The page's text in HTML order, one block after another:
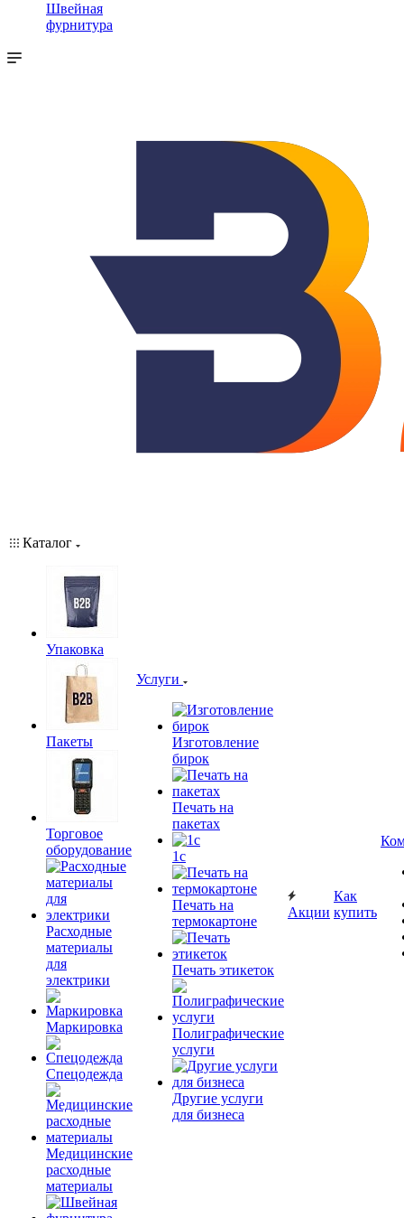
Швейная
фурнитура
Каталог
Упаковка
Пакеты
Торговое
оборудование
Расходные
материалы
для
электрики
Маркировка
Спецодежда
Медицинские
расходные
материалы
Услуги
Изготовление
бирок
Печать на
пакетах
1c
Печать на
термокартоне
Печать этикеток
Полиграфические
услуги
Другие услуги
для бизнеса
Акции
Как
купить